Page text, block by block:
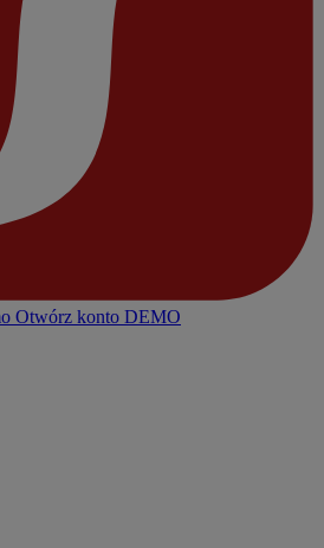
Otwórz konto DEMO